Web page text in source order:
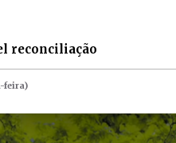
reconciliação
feira)